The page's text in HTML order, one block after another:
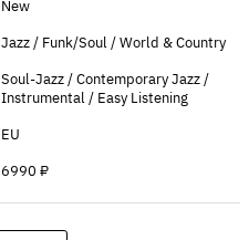
New
Jazz / Funk/Soul / World & Country
Soul-Jazz / Contemporary Jazz /
Instrumental / Easy Listening
EU
6990 ₽